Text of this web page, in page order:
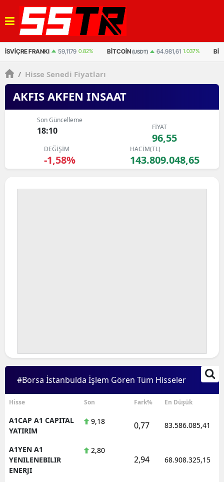
BITCOIN(USDT) 64.981,61 1.037% BITCOIN(TL) 3.094.925 1.251%
/ Hisse Senedi Fiyatları
AKFIS AKFEN INSAAT
Son Güncelleme
18:10 FİYAT
96,55
DEĞİŞİM
-1,58%
HACİM(TL)
143.809.048,65
#Borsa İstanbulda İşlem Gören Tüm Hisseler
Hisse Son Fark% En Düşük
A1CAP A1 CAPITAL
YATIRIM
9,18 0,77 83.586.085,41
A1YEN A1
YENILENEBILIR
ENERJI
2,80
2,94 68.908.325,15